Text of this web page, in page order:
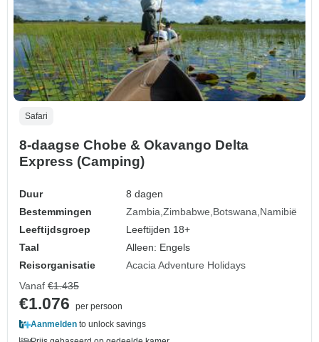
Safari
8-daagse Chobe & Okavango Delta
Express (Camping)
Duur
8 dagen
Bestemmingen
Zambia Zimbabwe Botswana Namibië
Leeftijdsgroep
Leeftijden 18+
Taal
Alleen: Engels
Reisorganisatie
Acacia Adventure Holidays
Vanaf €1.435
€1.076
per persoon
Aanmelden to unlock savings